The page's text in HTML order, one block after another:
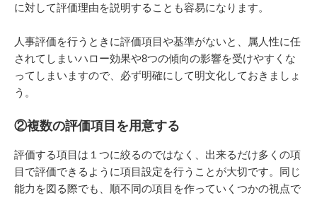
に対して評価理由を説明することも容易になります。
人事評価を行うときに評価項目や基準がないと、属人性に任
されてしまいハロー効果や8つの傾向の影響を受けやすくな
ってしまいますので、必ず明確にして明文化しておきましょ
う。
②複数の評価項目を用意する
評価する項目は１つに絞るのではなく、出来るだけ多くの項
目で評価できるように項目設定を行うことが大切です。同じ
能力を図る際でも、順不同の項目を作っていくつかの視点で